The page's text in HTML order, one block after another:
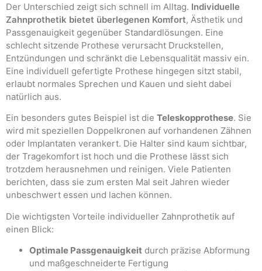
Der Unterschied zeigt sich schnell im Alltag. Individuelle
Zahnprothetik bietet überlegenen Komfort, Ästhetik und
Passgenauigkeit gegenüber Standardlösungen. Eine
schlecht sitzende Prothese verursacht Druckstellen,
Entzündungen und schränkt die Lebensqualität massiv ein.
Eine individuell gefertigte Prothese hingegen sitzt stabil,
erlaubt normales Sprechen und Kauen und sieht dabei
natürlich aus.
Ein besonders gutes Beispiel ist die Teleskopprothese. Sie
wird mit speziellen Doppelkronen auf vorhandenen Zähnen
oder Implantaten verankert. Die Halter sind kaum sichtbar,
der Tragekomfort ist hoch und die Prothese lässt sich
trotzdem herausnehmen und reinigen. Viele Patienten
berichten, dass sie zum ersten Mal seit Jahren wieder
unbeschwert essen und lachen können.
Die wichtigsten Vorteile individueller Zahnprothetik auf
einen Blick:
Optimale Passgenauigkeit durch präzise Abformung
und maßgeschneiderte Fertigung